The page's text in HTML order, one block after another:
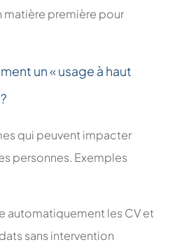
matière première pour
un « usage à haut
qui peuvent impacter
personnes. Exemples
automatiquement les CV et
sans intervention